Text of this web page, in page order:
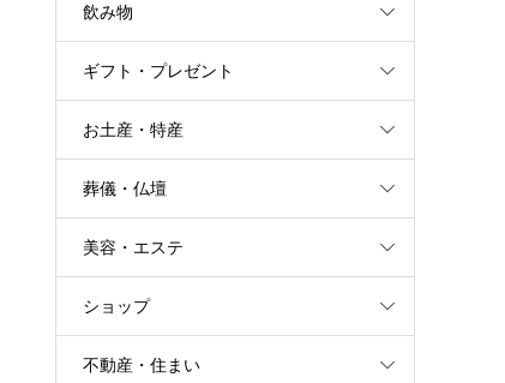
飲み物
ギフト・プレゼント
お土産・特産
葬儀・仏壇
美容・エステ
ショップ
不動産・住まい